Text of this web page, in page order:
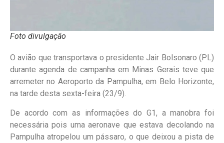
Foto divulgação
O avião que transportava o presidente Jair Bolsonaro (PL)
durante agenda de campanha em Minas Gerais teve que
arremeter no Aeroporto da Pampulha, em Belo Horizonte,
na tarde desta sexta-feira (23/9).
De acordo com as informações do G1, a manobra foi
necessária pois uma aeronave que estava decolando na
Pampulha atropelou um pássaro, o que deixou a pista de